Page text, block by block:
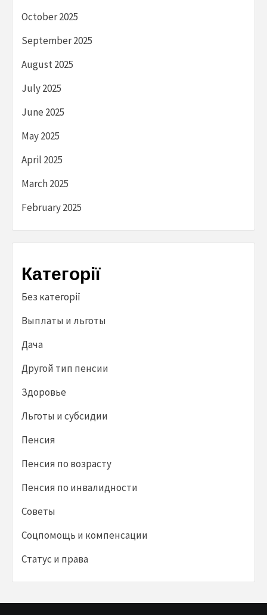
October 2025
September 2025
August 2025
July 2025
June 2025
May 2025
April 2025
March 2025
February 2025
Категорії
Без категорії
Выплаты и льготы
Дача
Другой тип пенсии
Здоровье
Льготы и субсидии
Пенсия
Пенсия по возрасту
Пенсия по инвалидности
Советы
Соцпомощь и компенсации
Статус и права